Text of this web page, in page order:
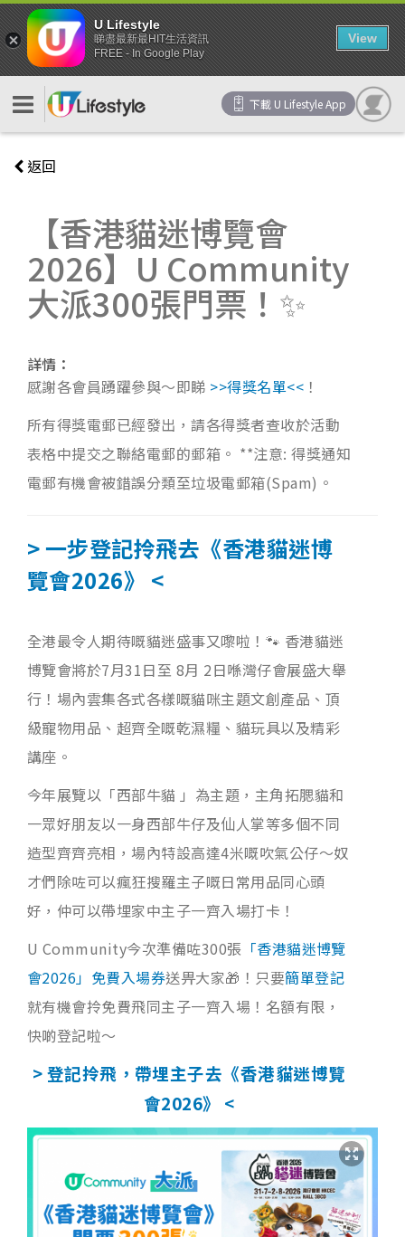
下載 U Lifestyle App
返回
【香港貓迷博覽會
2026】U Community
大派300張門票！✨
詳情：
感謝各會員踴躍參與～即睇 >>得獎名單<< ！
所有得獎電郵已經發出，請各得獎者查收於活動
表格中提交之聯絡電郵的郵箱。 **注意: 得獎通知
電郵有機會被錯誤分類至垃圾電郵箱(Spam)。
> 一步登記拎飛去《香港貓迷博
覽會2026》 <
全港最令人期待嘅貓迷盛事又嚟啦！🐾 香港貓迷
博覽會將於7月31日至 8月 2日喺灣仔會展盛大舉
行！場內雲集各式各樣嘅貓咪主題文創產品、頂
級寵物用品、超齊全嘅乾濕糧、貓玩具以及精彩
講座。
今年展覽以「西部牛貓 」為主題，主角拓腮貓和
一眾好朋友以一身西部牛仔及仙人掌等多個不同
造型齊齊亮相，場內特設高達4米嘅吹氣公仔～奴
才們除咗可以瘋狂搜羅主子嘅日常用品同心頭
好，仲可以帶埋家中主子一齊入場打卡！
U Community今次準備咗300張 「香港貓迷博覽
會2026」免費入場券送畀大家🎁！只要簡單登記
就有機會拎免費飛同主子一齊入場！名額有限，
快啲登記啦～
> 登記拎飛，帶埋主子去《香港貓迷博覽
會2026》 <
U Lifestyle
睇盡最新最HIT生活資訊
FREE - In Google Play
View